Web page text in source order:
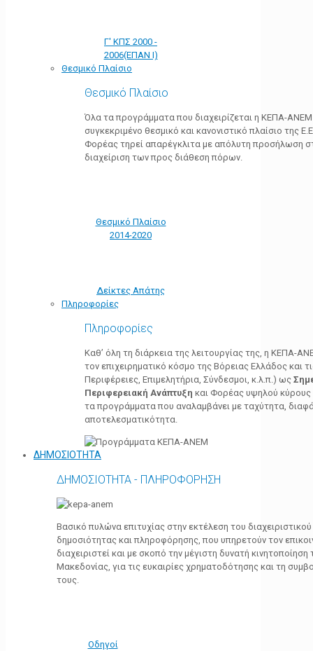
Γ' ΚΠΣ 2000 -
2006(ΕΠΑΝ Ι)
Θεσμικό Πλαίσιο
Θεσμικό Πλαίσιο
Όλα τα προγράμματα που διαχειρίζεται η ΚΕΠΑ-
συγκεκριμένο θεσμικό και κανονιστικό πλαίσιο της
Φορέας τηρεί απαρέγκλιτα με απόλυτη προσήλωση
διαχείριση των προς διάθεση πόρων.
Θεσμικό Πλαίσιο
2014-2020
Δείκτες Απάτης
Πληροφορίες
Πληροφορίες
Καθ’ όλη τη διάρκεια της λειτουργίας της, η ΚΕΠΑ-
τον επιχειρηματικό κόσμο της Βόρειας Ελλάδος και
Περιφέρειες, Επιμελητήρια, Σύνδεσμοι, κ.λ.π.) ως
Περιφερειακή Ανάπτυξη και Φορέας υψηλού κύρους
τα προγράμματα που αναλαμβάνει με ταχύτητα,
αποτελεσματικότητα.
ΔΗΜΟΣΙΟΤΗΤΑ
ΔΗΜΟΣΙΟΤΗΤΑ - ΠΛΗΡΟΦΟΡΗΣΗ
Βασικό πυλώνα επιτυχίας στην εκτέλεση του
δημοσιότητας και πληροφόρησης, που υπηρετούν τον
διαχειριστεί και με σκοπό την μέγιστη δυνατή
Μακεδονίας, για τις ευκαιρίες χρηματοδότησης και τη
τους.
Οδηγοί